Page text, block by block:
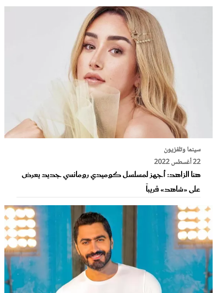
سينما وتلفزيون
22 أغسطس 2022
هنا الزاهد: أجهز لمسلسل كوميدي رومانسي جديد يعرض
على «شاهد» قريباً